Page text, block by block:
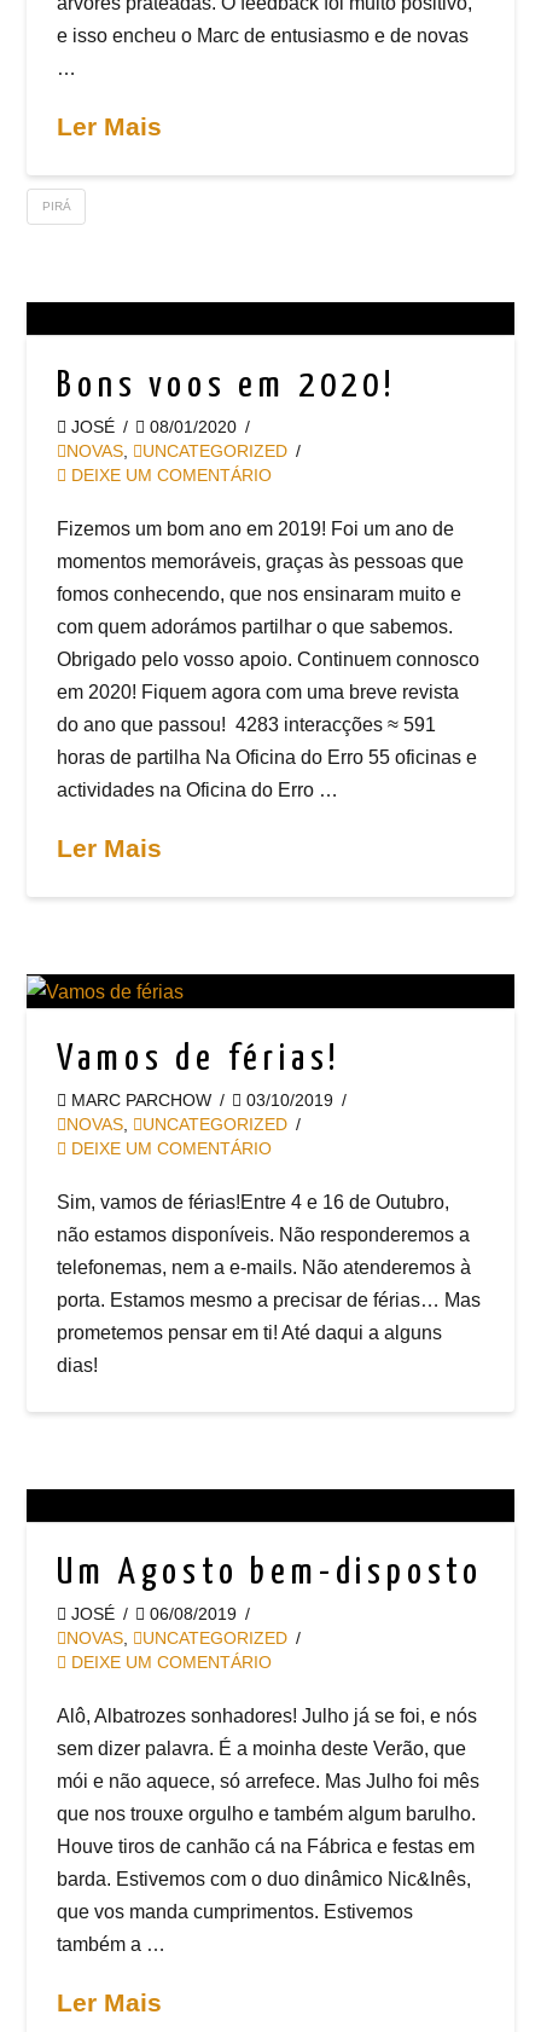
e isso encheu o Marc de entusiasmo e de novas
…
Ler Mais
PIRÁ
Bons voos em 2020!
JOSÉ
08/01/2020
NOVAS
UNCATEGORIZED
DEIXE UM COMENTÁRIO
Fizemos um bom ano em 2019! Foi um ano de
momentos memoráveis, graças às pessoas que
fomos conhecendo, que nos ensinaram muito e
com quem adorámos partilhar o que sabemos.
Obrigado pelo vosso apoio. Continuem connosco
em 2020! Fiquem agora com uma breve revista
do ano que passou! 4283 interacções ≈ 591
horas de partilha Na Oficina do Erro 55 oficinas e
actividades na Oficina do Erro …
Ler Mais
Vamos de férias!
MARC PARCHOW
03/10/2019
NOVAS,
UNCATEGORIZED
DEIXE UM COMENTÁRIO
Sim, vamos de férias!Entre 4 e 16 de Outubro,
não estamos disponíveis. Não responderemos a
telefonemas, nem a e-mails. Não atenderemos à
porta. Estamos mesmo a precisar de férias… Mas
prometemos pensar em ti! Até daqui a alguns
dias!
Um Agosto bem-disposto
JOSÉ
06/08/2019
NOVAS,
UNCATEGORIZED
DEIXE UM COMENTÁRIO
Alô, Albatrozes sonhadores! Julho já se foi, e nós
sem dizer palavra. É a moinha deste Verão, que
mói e não aquece, só arrefece. Mas Julho foi mês
que nos trouxe orgulho e também algum barulho.
Houve tiros de canhão cá na Fábrica e festas em
barda. Estivemos com o duo dinâmico Nic&Inês,
que vos manda cumprimentos. Estivemos
também a …
Ler Mais